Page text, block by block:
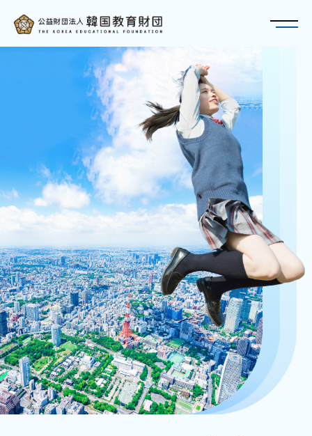
トップページ
財団について 재단에 대해
概要・アクセス
理事長・役員紹介
財団の歩み
定款
財政現況
特例民法法人への該当性について
奨学金 장학금
韓国教育財団 奨学金のご紹介
冠奨学金 - スンジュン・ブリッジ奨学金(SBS)
教育・研究 교육・연구
在日韓国人教育研究大会
韓国語スピーチ大会
TOPIKフォーラム
韓国学レクチャーシリーズ
K-POPカバーダンス大会
寄附 기부
한국에서 기부를 희망하실 때
寄附をする
エピソード
財団特集 재단특집
活動報告 활동보고